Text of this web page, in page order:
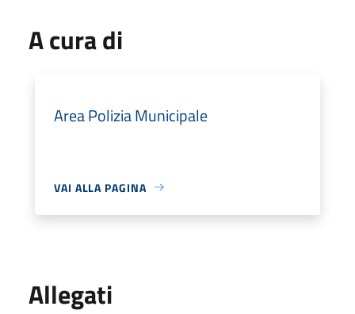
A cura di
Area Polizia Municipale
VAI ALLA PAGINA
Allegati